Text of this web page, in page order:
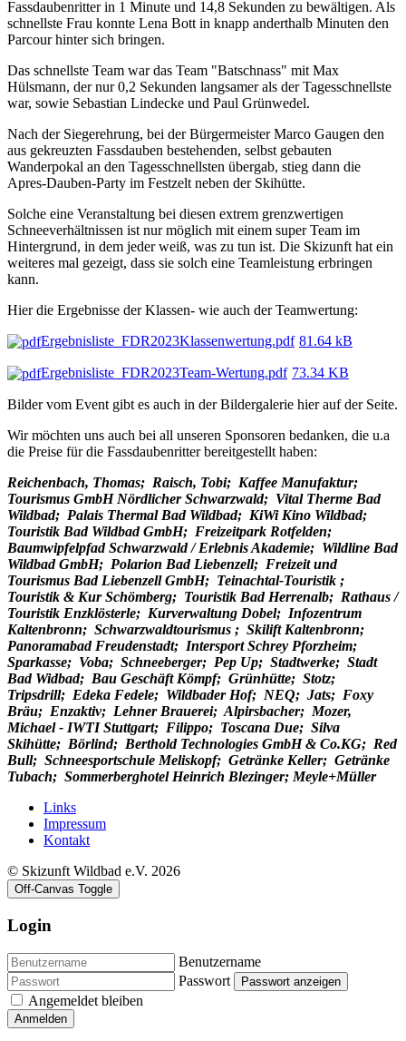
Fassdaubenritter in 1 Minute und 14,8 Sekunden zu bewältigen. Als
schnellste Frau konnte Lena Bott in knapp anderthalb Minuten den
Parcour hinter sich bringen.
Das schnellste Team war das Team "Batschnass" mit Max
Hülsmann, der nur 0,2 Sekunden langsamer als der Tagesschnellste
war, sowie Sebastian Lindecke und Paul Grünwedel.
Nach der Siegerehrung, bei der Bürgermeister Marco Gaugen den
aus gekreuzten Fassdauben bestehenden, selbst gebauten
Wanderpokal an den Tagesschnellsten übergab, stieg dann die
Apres-Dauben-Party im Festzelt neben der Skihütte.
Solche eine Veranstaltung bei diesen extrem grenzwertigen
Schneeverhältnissen ist nur möglich mit einem super Team im
Hintergrund, in dem jeder weiß, was zu tun ist. Die Skizunft hat ein
weiteres mal gezeigt, dass sie solch eine Teamleistung erbringen
kann.
Hier die Ergebnisse der Klassen- wie auch der Teamwertung:
Ergebnisliste_FDR2023Klassenwertung.pdf 81.64 kB
Ergebnisliste_FDR2023Team-Wertung.pdf 73.34 KB
Bilder vom Event gibt es auch in der Bildergalerie hier auf der Seite.
Wir möchten uns auch bei all unseren Sponsoren bedanken, die u.a
die Preise für die Fassdaubenritter bereitgestellt haben:
Reichenbach, Thomas; Raisch, Tobi; Kaffee Manufaktur;
Tourismus GmbH Nördlicher Schwarzwald; Vital Therme Bad
Wildbad; Palais Thermal Bad Wildbad; KiWi Kino Wildbad;
Touristik Bad Wildbad GmbH; Freizeitpark Rotfelden;
Baumwipfelpfad Schwarzwald / Erlebnis Akademie; Wildline Bad
Wildbad GmbH; Polarion Bad Liebenzell; Freizeit und
Tourismus Bad Liebenzell GmbH; Teinachtal-Touristik ;
Touristik & Kur Schömberg; Touristik Bad Herrenalb; Rathaus /
Touristik Enzklösterle; Kurverwaltung Dobel; Infozentrum
Kaltenbronn; Schwarzwaldtourismus ; Skilift Kaltenbronn;
Panoramabad Freudenstadt; Intersport Schrey Pforzheim;
Sparkasse; Voba; Schneeberger; Pep Up; Stadtwerke; Stadt
Bad Widbad; Bau Geschäft Kömpf; Grünhütte; Stotz;
Tripsdrill; Edeka Fedele; Wildbader Hof; NEQ; Jats; Foxy
Bräu; Enzaktiv; Lehner Brauerei; Alpirsbacher; Mozer,
Michael - IWTI Stuttgart; Filippo; Toscana Due; Silva
Skihütte; Börlind; Berthold Technologies GmbH & Co.KG; Red
Bull; Schneesportschule Meliskopf; Getränke Keller; Getränke
Tubach; Sommerberghotel Heinrich Blezinger; Meyle+Müller
Links
Impressum
Kontakt
© Skizunft Wildbad e.V. 2026
Off-Canvas Toggle
Login
Benutzername
Passwort
Passwort anzeigen
Angemeldet bleiben
Anmelden